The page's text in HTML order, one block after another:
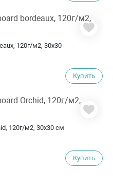
120г/м2, 30х30
Купить
120г/м2, 30х30 см
Купить